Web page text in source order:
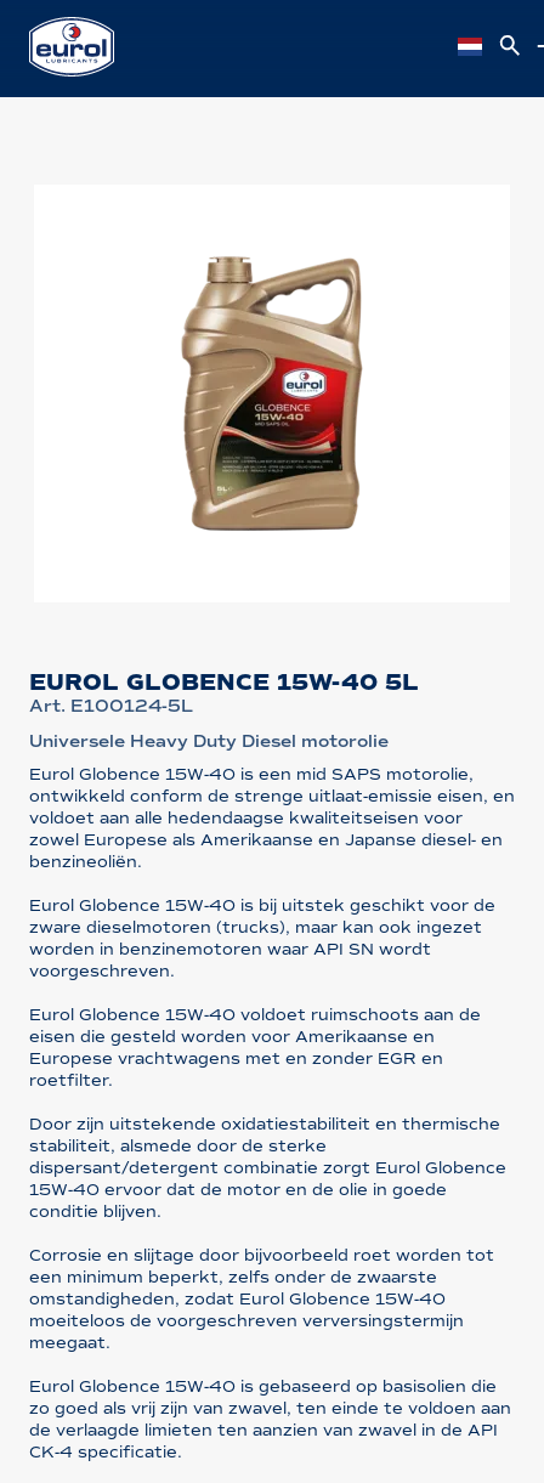
EUROL GLOBENCE 15W-40 5L
Art. E100124-5L
Universele Heavy Duty Diesel motorolie
Eurol Globence 15W-40 is een mid SAPS motorolie,
ontwikkeld conform de strenge uitlaat-emissie eisen, en
voldoet aan alle hedendaagse kwaliteitseisen voor
zowel Europese als Amerikaanse en Japanse diesel- en
benzineoliën.
Eurol Globence 15W-40 is bij uitstek geschikt voor de
zware dieselmotoren (trucks), maar kan ook ingezet
worden in benzinemotoren waar API SN wordt
voorgeschreven.
Eurol Globence 15W-40 voldoet ruimschoots aan de
eisen die gesteld worden voor Amerikaanse en
Europese vrachtwagens met en zonder EGR en
roetfilter.
Door zijn uitstekende oxidatiestabiliteit en thermische
stabiliteit, alsmede door de sterke
dispersant/detergent combinatie zorgt Eurol Globence
15W-40 ervoor dat de motor en de olie in goede
conditie blijven.
Corrosie en slijtage door bijvoorbeeld roet worden tot
een minimum beperkt, zelfs onder de zwaarste
omstandigheden, zodat Eurol Globence 15W-40
moeiteloos de voorgeschreven verversingstermijn
meegaat.
Eurol Globence 15W-40 is gebaseerd op basisolien die
zo goed als vrij zijn van zwavel, ten einde te voldoen aan
de verlaagde limieten ten aanzien van zwavel in de API
CK-4 specificatie.